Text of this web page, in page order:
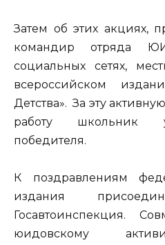
Затем об этих акциях,
командир отряда
социальных сетях,
всероссийском
Детства». За эту
работу школьник
победителя.
К поздравлениям
издания
Госавтоинспекция.
юидовскому